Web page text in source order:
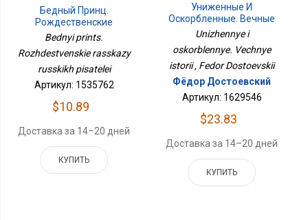
Бедный Принц.
Рождественские
Рассказы Русских
Писателей
Bednyi prints.
Rozhdestvenskie rasskazy
russkikh pisatelei
Артикул: 1535762
$10.89
Доставка за 14–20 дней
КУПИТЬ
Униженные И
Оскорбленные. Вечные
Истории
Unizhennye i
oskorblennye. Vechnye
istorii , Fedor Dostoevskii
Фёдор Достоевский
Артикул: 1629546
$23.83
Доставка за 14–20 дней
КУПИТЬ